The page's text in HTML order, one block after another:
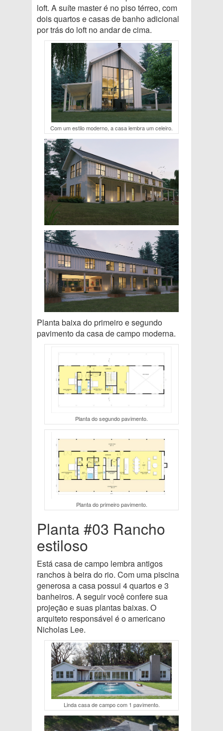
loft. A suíte master é no piso térreo, com
dois quartos e casas de banho adicional
por trás do loft no andar de cima.
Com um estilo moderno, a casa lembra um celeiro.
Planta baixa do primeiro e segundo
pavimento da casa de campo moderna.
Planta do segundo pavimento.
Planta do primeiro pavimento.
Planta #03 Rancho
estiloso
Está casa de campo lembra antigos
ranchos à beira do rio. Com uma piscina
generosa a casa possui 4 quartos e 3
banheiros. A seguir você confere sua
projeção e suas plantas baixas. O
arquiteto responsável é o americano
Nicholas Lee.
Linda casa de campo com 1 pavimento.